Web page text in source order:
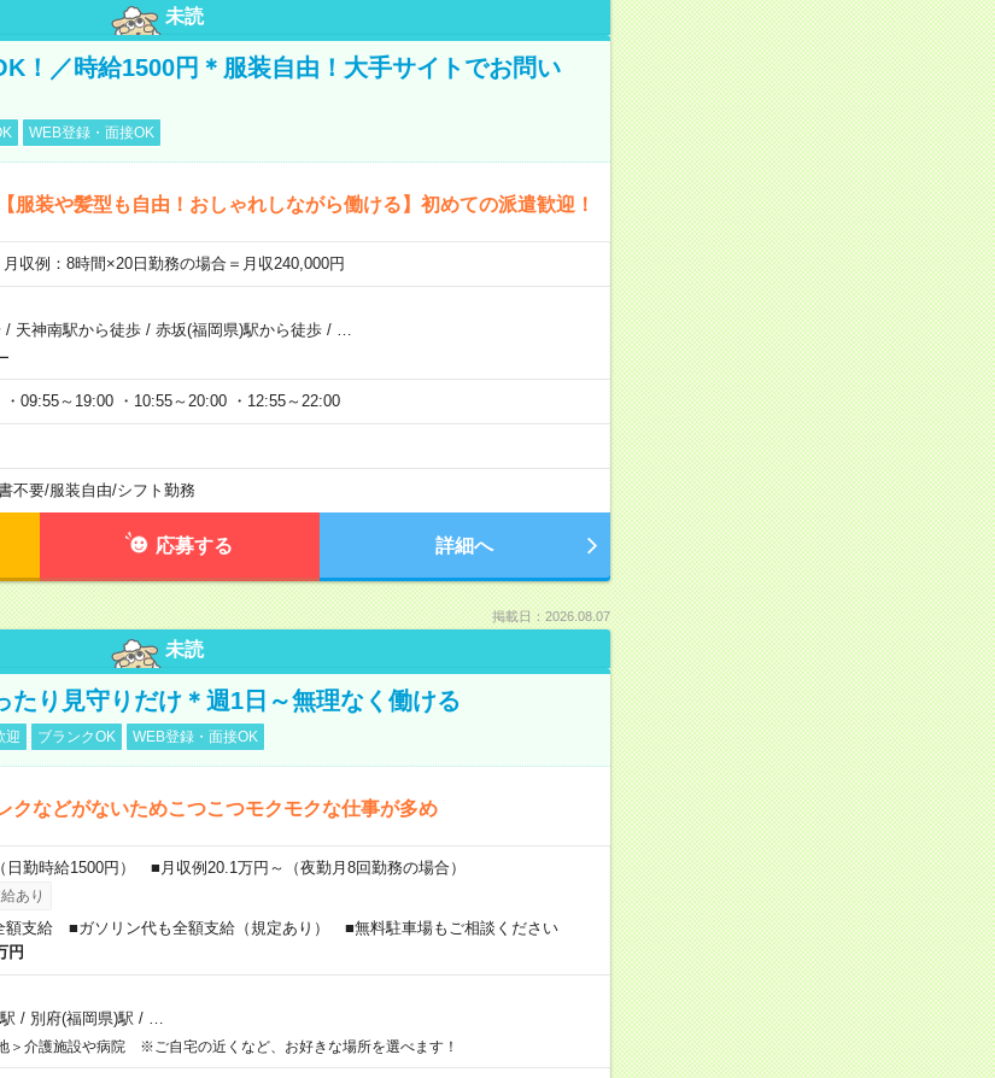
未読
！／時給1500円＊服装自由！大手サイトでお問い
WEB登録・面接OK
服装や髪型も自由！おしゃれしながら働ける】初めての派遣歓迎！
収例：8時間×20日勤務の場合＝月収240,000円
/ 天神南駅から徒歩/ 赤坂(福岡県)駅から徒歩/
・09:55～19:00 ・10:55～20:00 ・12:55～22:00
不要/服装自由/シフト勤務
応募する 詳細へ
掲載日：2026.08.07
未読
たり見守りだけ＊週1日～無理なく働ける
迎 ブランクOK WEB登録・面接OK
クなどがないためこつこつモクモクな仕事が多め
日勤時給1500円） ■月収例20.1万円～（夜勤月8回勤務の場合）
あり
額支給 ■ガソリン代も全額支給（規定あり） ■無料駐車場もご相談ください
円
/ 別府(福岡県)駅 /
＞介護施設や病院 ※ご自宅の近くなど、お好きな場所を選べます！